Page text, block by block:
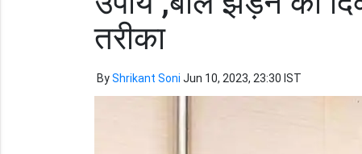
तरीका
ByShrikant Soni Jun 10, 2023, 23:30 IST